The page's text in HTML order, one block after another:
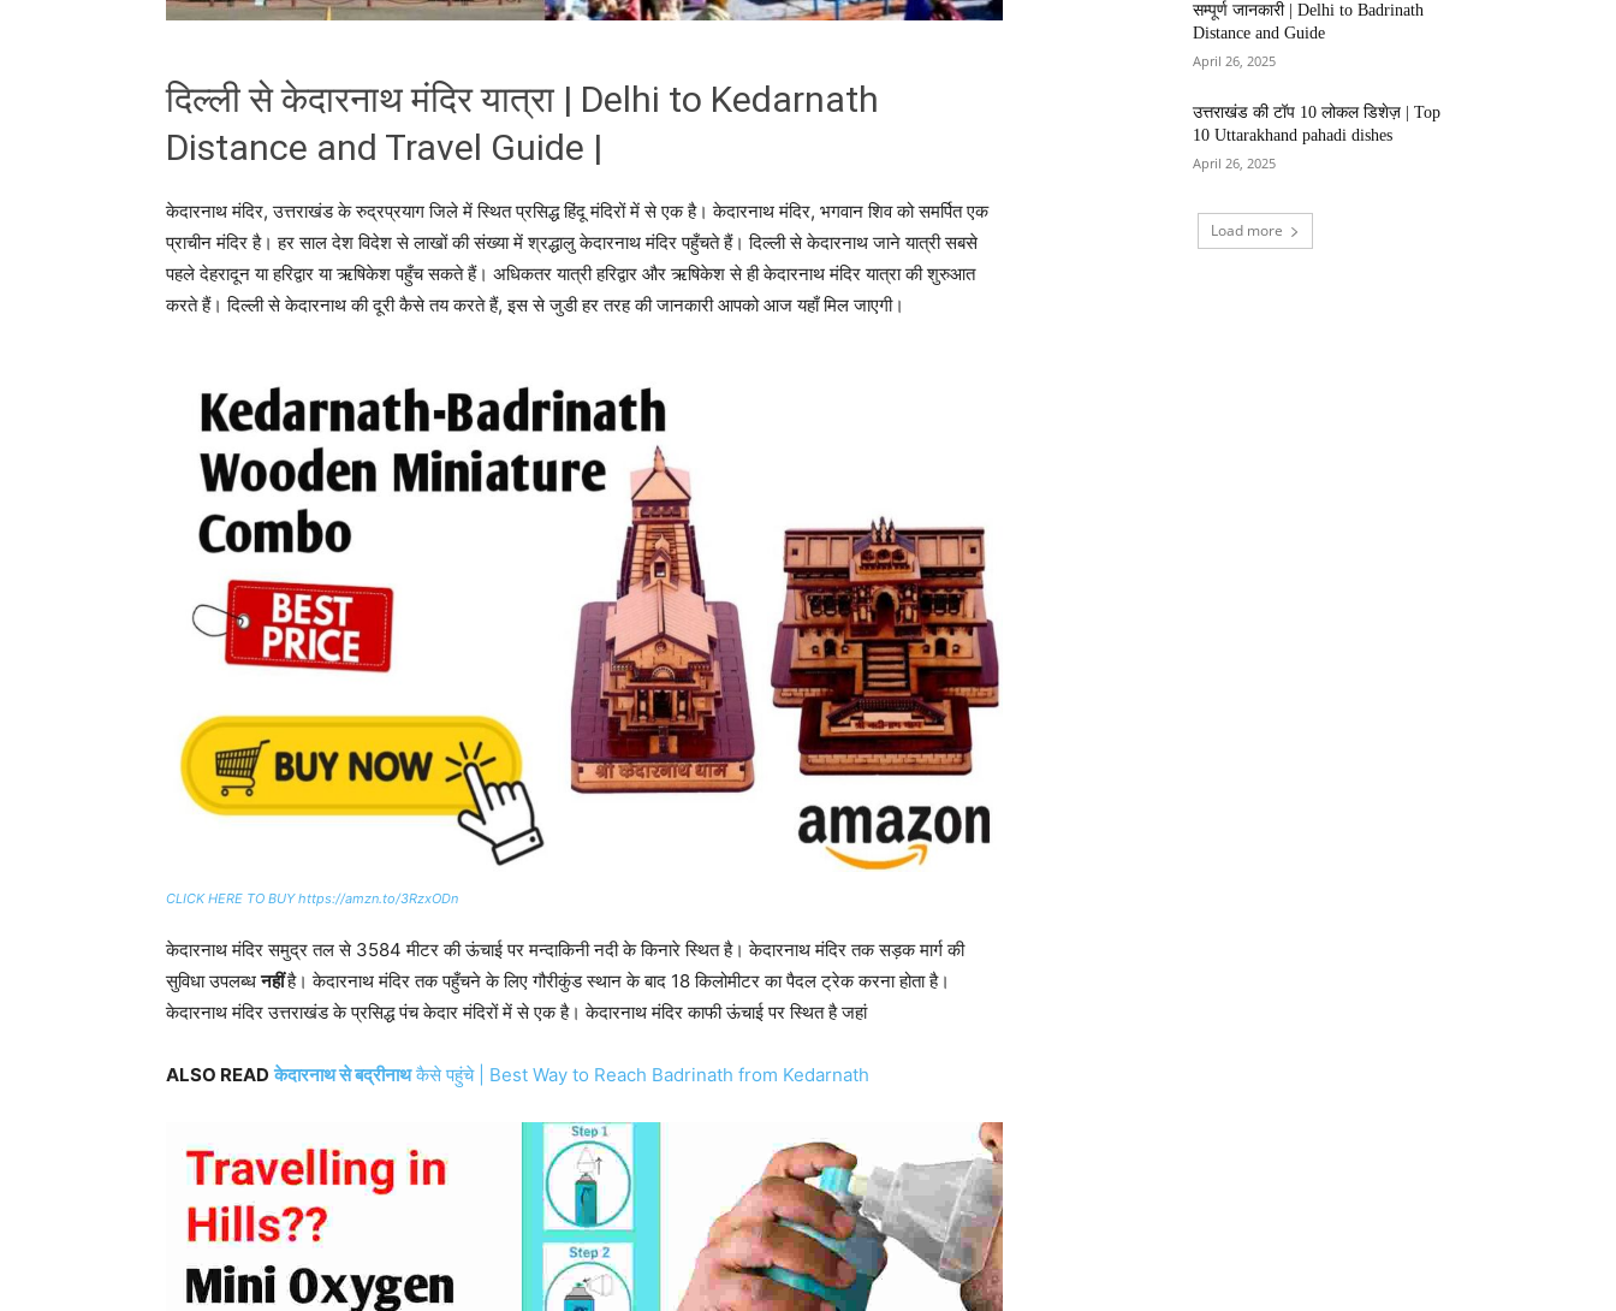
दिल्ली से केदारनाथ मंदिर यात्रा | Delhi to Kedarnath
Distance and Travel Guide |
केदारनाथ मंदिर, उत्तराखंड के रुद्रप्रयाग जिले में स्थित प्रसिद्ध हिंदू मंदिरों में से एक है। केदारनाथ मंदिर, भगवान शिव को समर्पित एक
प्राचीन मंदिर है। हर साल देश विदेश से लाखों की संख्या में श्रद्धालु केदारनाथ मंदिर पहुँचते हैं। दिल्ली से केदारनाथ जाने यात्री सबसे
पहले देहरादून या हरिद्वार या ऋषिकेश पहुँच सकते हैं। अधिकतर यात्री हरिद्वार और ऋषिकेश से ही केदारनाथ मंदिर यात्रा की शुरुआत
करते हैं। दिल्ली से केदारनाथ की दूरी कैसे तय करते हैं, इस से जुडी हर तरह की जानकारी आपको आज यहाँ मिल जाएगी।
CLICK HERE TO BUY https://amzn.to/3RzxODn
केदारनाथ मंदिर समुद्र तल से 3584 मीटर की ऊंचाई पर मन्दाकिनी नदी के किनारे स्थित है। केदारनाथ मंदिर तक सड़क मार्ग की
सुविधा उपलब्धनहींहै। केदारनाथ मंदिर तक पहुँचने के लिए गौरीकुंड स्थान के बाद 18 किलोमीटर का पैदल ट्रेक करना होता है।
केदारनाथ मंदिर उत्तराखंड के प्रसिद्ध पंच केदार मंदिरों में से एक है। केदारनाथ मंदिर काफी ऊंचाई पर स्थित है जहां
ALSO READ केदारनाथ से बद्रीनाथकैसे पहुंचे | Best Way to Reach Badrinath from Kedarnath
सम्पूर्ण जानकारी | Delhi to Badrinath
Distance and Guide
April 26, 2025
उत्तराखंड की टॉप 10 लोकल डिशेज़ | Top
10 Uttarakhand pahadi dishes
April 26, 2025
Load more